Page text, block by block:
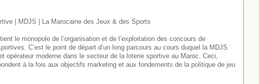
| MDJS | La Marocaine des Jeux & des Sports
le monopole de l’organisation et de l’exploitation des concours de
C’est le point de départ d’un long parcours au cours duquel la MDJS
opérateur moderne dans le secteur de la loterie sportive au Maroc. Ceci,
à la fois aux objectifs marketing et aux fondements de la politique de jeu